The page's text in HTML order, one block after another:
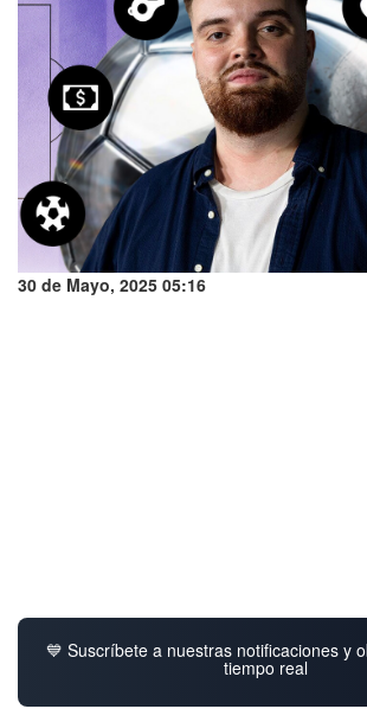
30 de Mayo, 2025 05:16
💙 Suscríbete a nuestras notificaciones y
tiempo real